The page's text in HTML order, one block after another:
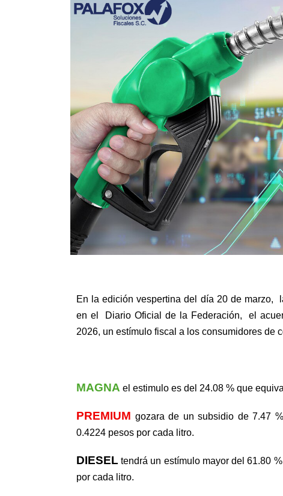
En la edición vespertina del día 20 de marzo,
en el
Diario Oficial de la Federación, el
2026, un estímulo fiscal a los consumidores de
MAGNA el estimulo es del 24.08 % que
PREMIUM gozara de un subsidio de 7.47
0.4224 pesos por cada litro.
DIESEL tendrá un estímulo mayor del 61.80
por cada litro.